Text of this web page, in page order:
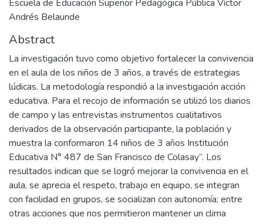
Escuela de Educación Superior Pedagógica Pública Víctor
Andrés Belaunde
Abstract
La investigación tuvo como objetivo fortalecer la convivencia
en el aula de los niños de 3 años, a través de estrategias
lúdicas. La metodología respondió a la investigación acción
educativa. Para el recojo de información se utilizó los diarios
de campo y las entrevistas instrumentos cualitativos
derivados de la observación participante, la población y
muestra la conformaron 14 niños de 3 años Institución
Educativa N° 487 de San Francisco de Colasay”. Los
resultados indican que se logró mejorar la convivencia en el
aula, se aprecia el respeto, trabajo en equipo, se integran
con facilidad en grupos, se socializan con autonomía; entre
otras acciones que nos permitieron mantener un clima